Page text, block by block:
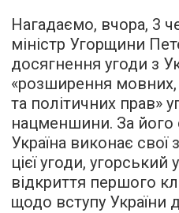
Нагадаємо, вчора, 3
міністр Угорщини
досягнення угоди з
«розширення мовних,
та політичних прав»
нацменшини. За
Україна виконає
цієї угоди, угорський
відкриття першого
щодо вступу України